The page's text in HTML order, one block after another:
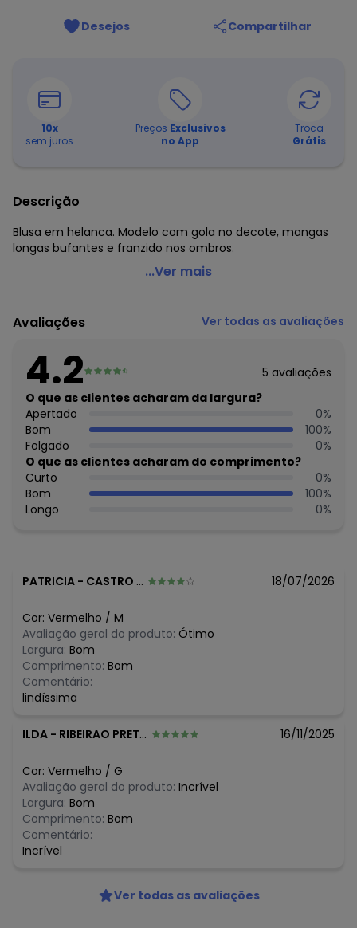
Desejos Compartilhar
10x
sem juros
Preços Exclusivos
no App
Troca
Grátis
Descrição
Blusa em helanca. Modelo com gola no decote, mangas
longas bufantes e franzido nos ombros.
Moda Pop - Blusa Tigre Vermelha com Mangas Longas
Código do produto: 3620321
Comprimento da manga: Longa
Decote frente: Com gola
Complemento: Franzido
Tecido: Helanca
Composição: Conforme imagem etiqueta
Histórico de preços
O preço apresentado abaixo é o menor oferecido em
algum dia do mês, para o menor tamanho disponível.
agosto/2026
R$ 29,99
julho/2026 R$ 29,99
março/2026 N/D*
...Ver mais
Avaliações Ver todas as avaliações
4.2 5 avaliações
O que as clientes acharam da largura?
Apertado
0%
Bom
100%
Folgado
0%
O que as clientes acharam do comprimento?
Curto
0%
Bom
100%
Longo
0%
PATRICIA - CASTRO - PR 18/07/2026
Cor: Vermelho / M
Avaliação geral do produto: Ótimo
Largura: Bom
Comprimento: Bom
Comentário:
lindíssima
ILDA - RIBEIRAO PRETO - SP 16/11/2025
Cor: Vermelho / G
Avaliação geral do produto: Incrível
Largura: Bom
Comprimento: Bom
Comentário:
Incrível
Ver todas as avaliações